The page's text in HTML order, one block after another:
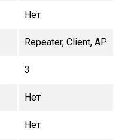
Нет
Repeater, Client, AP
3
Нет
Нет